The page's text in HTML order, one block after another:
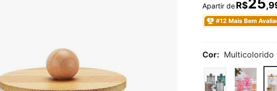
PRICE
Apartir deR$25
#12 Mais Bem
Cor: Multicolorido